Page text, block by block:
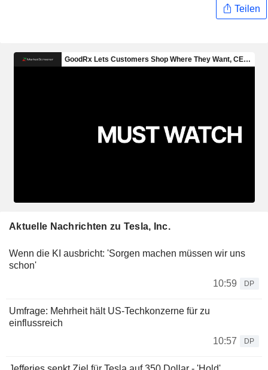
Teilen
Aktuelle Nachrichten zu Tesla, Inc.
Wenn die KI ausbricht: 'Sorgen machen müssen wir uns
schon'
10:59
DP
Umfrage: Mehrheit hält US-Techkonzerne für zu
einflussreich
10:57
DP